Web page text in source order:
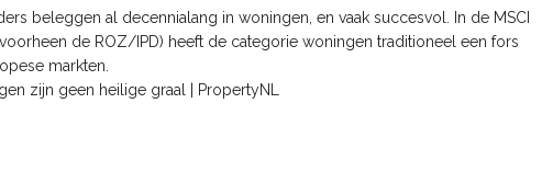
beleggen al decennialang in woningen, en vaak succesvol. In de MSCI
de ROZ/IPD) heeft de categorie woningen traditioneel een fors
markten.
zijn geen heilige graal | PropertyNL